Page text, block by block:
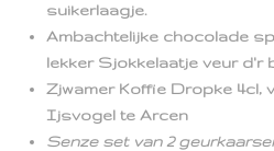
suikerlaagje.
Ambachtelijke chocolade
lekker Sjokkelaatje veur d'r
Zjwamer Koffie Dropke 4cl,
Ijsvogel te Arcen
Senze set van 2